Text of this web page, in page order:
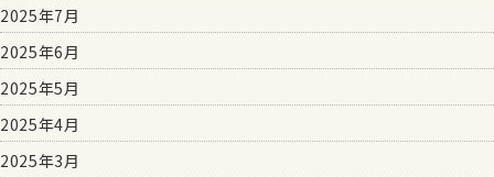
2025年7月
2025年6月
2025年5月
2025年4月
2025年3月